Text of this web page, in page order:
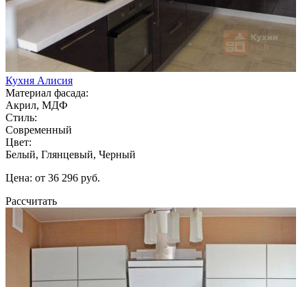
Кухня Алисия
Материал фасада:
Акрил, МДФ
Стиль:
Современный
Цвет:
Белый, Глянцевый, Черный
Цена: от 36 296 руб.
Рассчитать